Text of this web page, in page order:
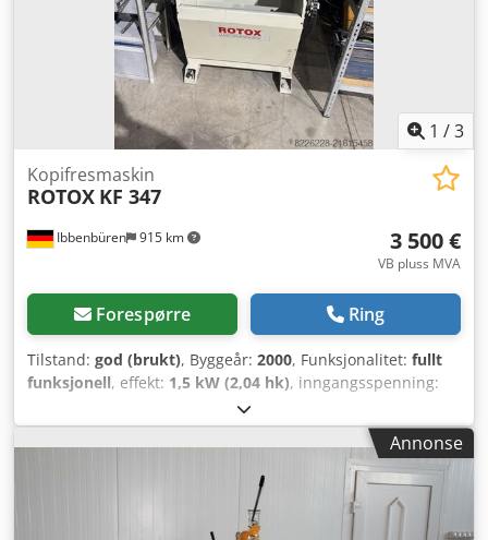
1 /3
Ibbenbüren 915 km
Kopifresmaskin
ROTOX KF 347
3 500 €
VB pluss MVA
Forespørre Ring
Tilstand: god (brukt), Byggeår: 2000, Funksjonalitet: fullt
funksjonell, effekt: 1,5 kW (2,04 hk), inngangsspenning:
, rotasjonshastighet (maks.):
her min Rotox KF 347 kopierfres som er i god stand. Den er
fullt funksjonell og klar til bruk i ditt verksted. -Modell:
Rotox KF 347 -Effekt: 1,5 kW -12 000 o/min -Årsmodell: 2000
-Spenning: 400 Volt -Tilstand: Svært god og fullt funksjonell
Cedpfx Acjyxy Ncetorf Maskinen er klar for demonstrasjon
Annonse